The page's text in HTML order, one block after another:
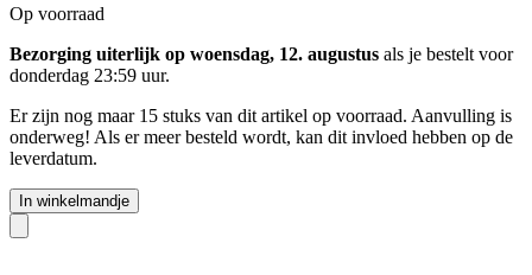
Op voorraad
Bezorging uiterlijk op woensdag, 12. augustus als je bestelt voor
donderdag 23:59 uur.
Er zijn nog maar 15 stuks van dit artikel op voorraad. Aanvulling is
onderweg! Als er meer besteld wordt, kan dit invloed hebben op de
leverdatum.
In winkelmandje